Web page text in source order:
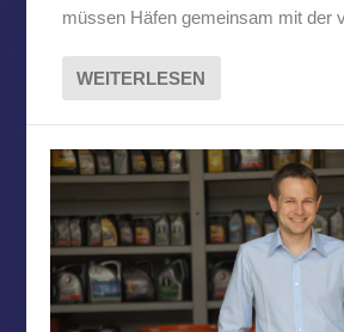
müssen Häfen gemeinsam mit der
WEITERLESEN